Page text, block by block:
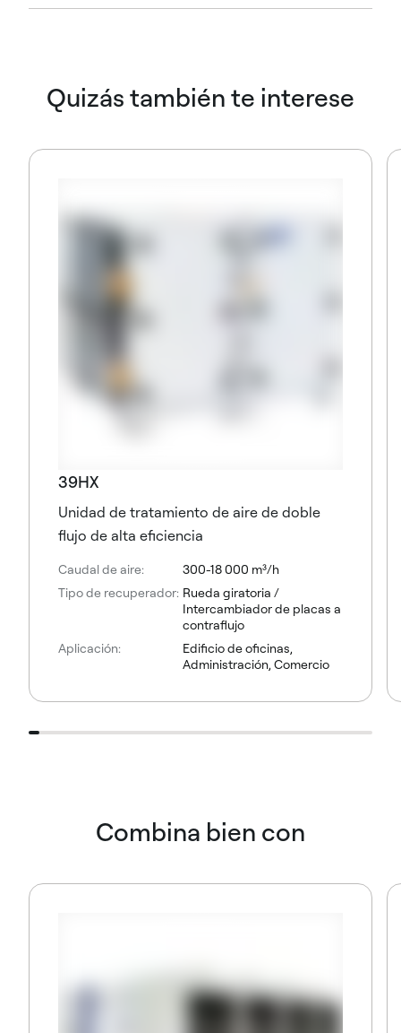
Quizás también te interese
39HX
Unidad de tratamiento de aire de doble
flujo de alta eficiencia
Caudal de aire:
300-18 000 m³/h
Tipo de recuperador: Rueda giratoria /
Intercambiador de placas a
contraflujo
Aplicación:
Edificio de oficinas,
Administración, Comercio
Combina bien con